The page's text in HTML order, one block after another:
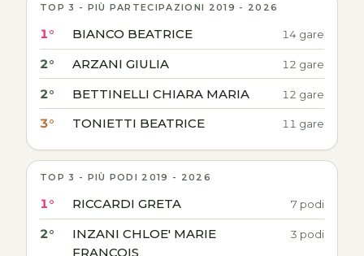
TOP 3 - PIÙ PARTECIPAZIONI 2019 - 2026
1° BIANCO BEATRICE 14 gare
2° ARZANI GIULIA 12 gare
2° BETTINELLI CHIARA MARIA 12 gare
3° TONIETTI BEATRICE 11 gare
TOP 3 - PIÙ PODI 2019 - 2026
1° RICCARDI GRETA 7 podi
2°
INZANI CHLOE' MARIE
FRANCOIS
3 podi